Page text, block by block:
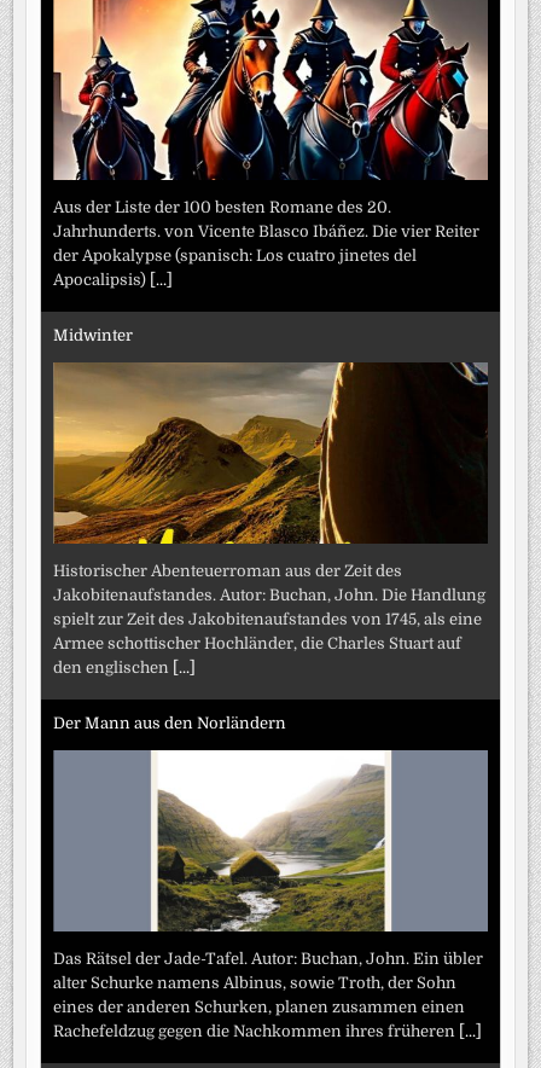
Aus der Liste der 100 besten Romane des 20.
Jahrhunderts. von Vicente Blasco Ibáñez. Die vier Reiter
der Apokalypse (spanisch: Los cuatro jinetes del
Apocalipsis) [...]
Midwinter
Historischer Abenteuerroman aus der Zeit des
Jakobitenaufstandes. Autor: Buchan, John. Die Handlung
spielt zur Zeit des Jakobitenaufstandes von 1745, als eine
Armee schottischer Hochländer, die Charles Stuart auf
den englischen [...]
Der Mann aus den Norländern
Das Rätsel der Jade-Tafel. Autor: Buchan, John. Ein übler
alter Schurke namens Albinus, sowie Troth, der Sohn
eines der anderen Schurken, planen zusammen einen
Rachefeldzug gegen die Nachkommen ihres früheren [...]